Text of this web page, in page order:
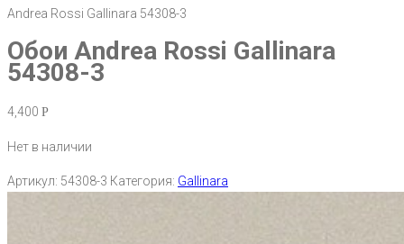
Andrea Rossi Gallinara 54308-3
Обои Andrea Rossi Gallinara
54308-3
4,400 Р
Нет в наличии
Артикул: 54308-3 Категория: Gallinara